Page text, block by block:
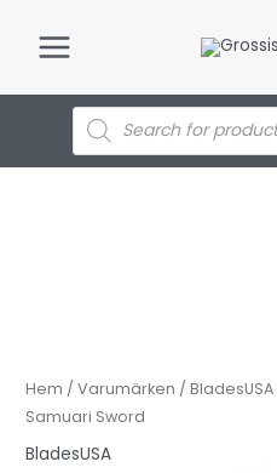
Main
MenuProducts
search
Hem /Varumärken /BladesUSA
Samuari Sword
BladesUSA